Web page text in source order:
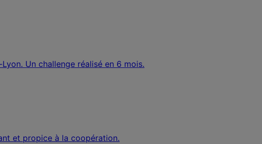
Un challenge réalisé en 6 mois.
et propice à la coopération.